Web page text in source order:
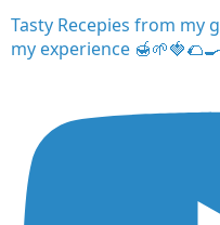
Tasty Recepies from my
my experience